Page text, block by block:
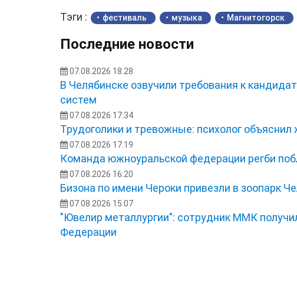
Тэги : фестиваль музыка Магнитогорск
Последние новости
07.08.2026 18:28
В Челябинске озвучили требования к
систем
07.08.2026 17:34
Трудоголики и тревожные: психолог
07.08.2026 17:19
Команда южноуральской федерации регби
07.08.2026 16:20
Бизона по имени Чероки привезли в зоопарк
07.08.2026 15:07
"Ювелир металлургии": сотрудник ММК
Федерации